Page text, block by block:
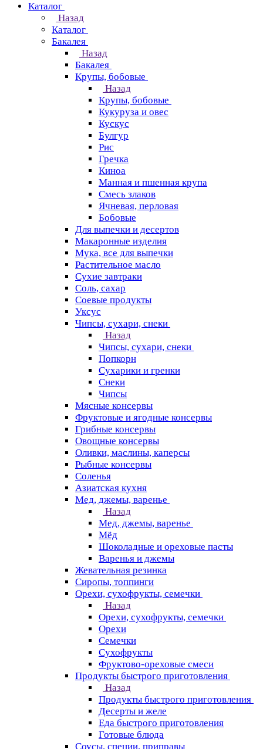
Каталог
Назад
Каталог
Бакалея
Назад
Бакалея
Крупы, бобовые
Назад
Крупы, бобовые
Кукуруза и овес
Кускус
Булгур
Рис
Гречка
Киноа
Манная и пшенная крупа
Смесь злаков
Ячневая, перловая
Бобовые
Для выпечки и десертов
Макаронные изделия
Мука, все для выпечки
Растительное масло
Сухие завтраки
Соль, сахар
Соевые продукты
Уксус
Чипсы, сухари, снеки
Назад
Чипсы, сухари, снеки
Попкорн
Сухарики и гренки
Снеки
Чипсы
Мясные консервы
Фруктовые и ягодные консервы
Грибные консервы
Овощные консервы
Оливки, маслины, каперсы
Рыбные консервы
Соленья
Азиатская кухня
Мед, джемы, варенье
Назад
Мед, джемы, варенье
Мёд
Шоколадные и ореховые пасты
Варенья и джемы
Жевательная резинка
Сиропы, топпинги
Орехи, сухофрукты, семечки
Назад
Орехи, сухофрукты, семечки
Орехи
Семечки
Сухофрукты
Фруктово-ореховые смеси
Продукты быстрого приготовления
Назад
Продукты быстрого приготовления
Десерты и желе
Еда быстрого приготовления
Готовые блюда
Соусы, специи, приправы